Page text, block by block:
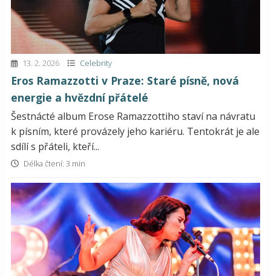
13. 2. 2026 Celebrity
Eros Ramazzotti v Praze: Staré písně, nová
energie a hvězdní přátelé
Šestnácté album Erose Ramazzottiho staví na návratu
k písním, které provázely jeho kariéru. Tentokrát je ale
sdílí s přáteli, kteří...
Délka čtení: 3 min